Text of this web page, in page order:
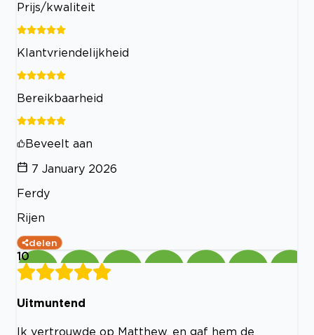
Prijs/kwaliteit
Klantvriendelijkheid
Bereikbaarheid
Beveelt aan
7 January 2026
Ferdy
Rijen
delen
10
Uitmuntend
Ik vertrouwde op Matthew, en gaf hem de